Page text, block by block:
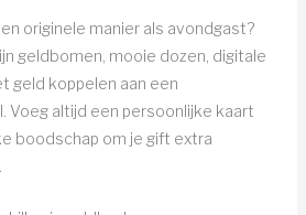
originele manier als avondgast?
geldbomen, mooie dozen, digitale
geld koppelen aan een
Voeg altijd een persoonlijke kaart
boodschap om je gift extra